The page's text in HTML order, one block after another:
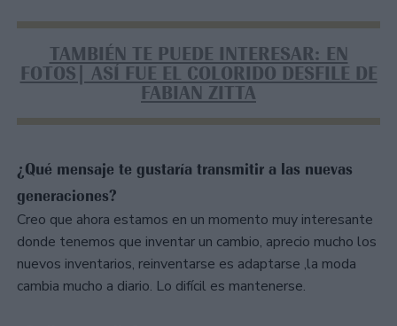
TAMBIÉN TE PUEDE INTERESAR: EN
FOTOS| ASÍ FUE EL COLORIDO DESFILE DE
FABIAN ZITTA
¿Qué mensaje te gustaría transmitir a las nuevas
generaciones?
Creo que ahora estamos en un momento muy interesante
donde tenemos que inventar un cambio, aprecio mucho los
nuevos inventarios, reinventarse es adaptarse ,la moda
cambia mucho a diario. Lo difícil es mantenerse.